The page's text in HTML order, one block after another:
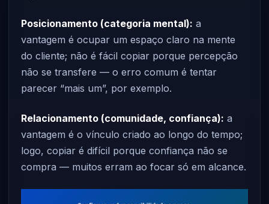
Posicionamento (categoria mental): a
vantagem é ocupar um espaço claro na mente
do cliente; não é fácil copiar porque percepção
não se transfere — o erro comum é tentar
parecer “mais um”, por exemplo.
Relacionamento (comunidade, confiança): a
vantagem é o vínculo criado ao longo do tempo;
logo, copiar é difícil porque confiança não se
compra — muitos erram ao focar só em alcance.